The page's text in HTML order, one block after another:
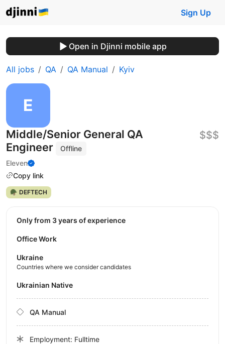
Sign Up
Open in Djinni mobile app
All jobs QA QA Manual Kyiv
Middle/Senior General QA
Engineer
Offline
Eleven
Copy link
$$$
🪖 DEFTECH
Only from 3 years of experience
Office Work
Ukraine
Countries where we consider candidates
Ukrainian Native
QA Manual
Employment: Fulltime